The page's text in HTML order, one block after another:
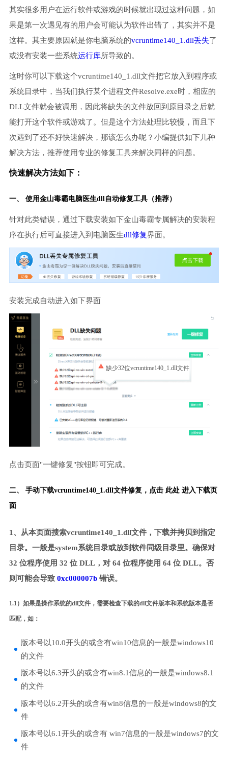
其实很多用户在运行软件或游戏的时候就出现过这种问题，如
果是第一次遇见有的用户会可能认为软件出错了，其实并不是
这样。其主要原因就是你电脑系统的vcruntime140_1.dll丢失了
或没有安装一些系统运行库所导致的。
这时你可以下载这个vcruntime140_1.dll文件把它放入到程序或
系统目录中，当我们执行某个进程文件Resolve.exe时，相应的
DLL文件就会被调用，因此将缺失的文件放回到原目录之后就
能打开这个软件或游戏了。但是这个方法处理比较慢，而且下
次遇到了还不好快速解决，那该怎么办呢？小编提供如下几种
解决方法，推荐使用专业的修复工具来解决同样的问题。
快速解决方法如下：
一、 使用金山毒霸电脑医生dll自动修复工具（推荐）
针对此类错误，通过下载安装如下金山毒霸专属解决的安装程
序在执行后可直接进入到电脑医生dll修复界面。
安装完成自动进入如下界面
缺少32位vcruntime140_1.dll文件
点击页面"一键修复"按钮即可完成。
二、 手动下载vcruntime140_1.dll文件修复， 点击 此处 进入下载页
面
1、从本页面搜索vcruntime140_1.dll文件，下载并拷贝到指定
目录。一般是system系统目录或放到软件同级目录里。确保对
32 位程序使用 32 位 DLL，对 64 位程序使用 64 位 DLL。否
则可能会导致 0xc000007b错误。
1.1）如果是操作系统的dll文件，需要检查下载的dll文件版本和系统版本是否
匹配，如：
版本号以10.0开头的或含有win10信息的一般是windows10
的文件
版本号以6.3开头的或含有win8.1信息的一般是windows8.1
的文件
版本号以6.2开头的或含有win8信息的一般是windows8的文
件
版本号以6.1开头的或含有 win7信息的一般是windows7的文
件